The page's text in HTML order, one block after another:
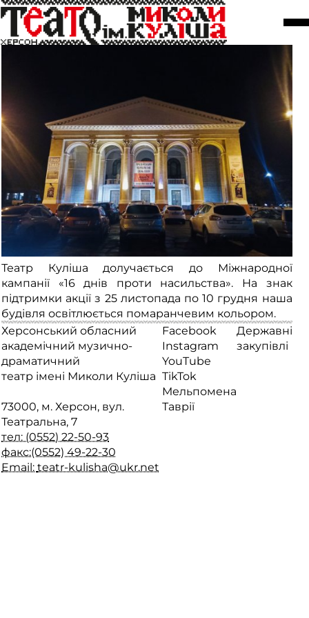
16 днів проти насильства
07 грудня
Театр Куліша долучається до Міжнародної
кампанії «16 днів проти насильства». На знак
підтримки акції з 25 листопада по 10 грудня наша
будівля освітлюється помаранчевим кольором.
Херсонський обласний
академічний музично-
драматичний
театр імені Миколи Куліша
73000, м. Херсон, вул.
Театральна, 7
тел: (0552) 22-50-93
факс:(0552) 49-22-30
Email: teatr-kulisha@ukr.net
Facebook
Instagram
YouTube
TikTok
Мельпомена
Таврії
Державні
закупівлі